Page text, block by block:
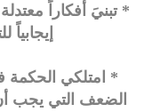
* تبنيَ أفكاراً
* امتلكي الحكمة
الضعف التي يجب أن